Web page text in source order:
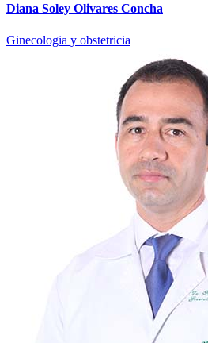
Diana Soley Olivares Concha
Ginecologia y obstetricia